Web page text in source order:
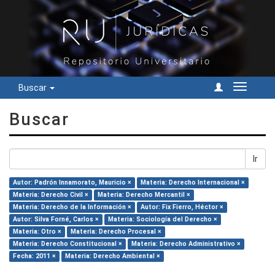
Buscar
Cambiar
Buscar
Ir
Autor: Padrón Innamorato, Mauricio ×
Materia: Derecho Internacional ×
Materia: Derecho Civil ×
Materia: Derecho Mercantil ×
Materia: Derecho de la Información ×
Autor: Fix Fierro, Héctor ×
Autor: Silva Forné, Carlos ×
Materia: Sociología del Derecho ×
Materia: Otro ×
Materia: Derecho Procesal ×
Materia: Derecho Constitucional ×
Materia: Derecho Administrativo ×
Fecha: 2011 ×
Materia: Derecho Ambiental ×